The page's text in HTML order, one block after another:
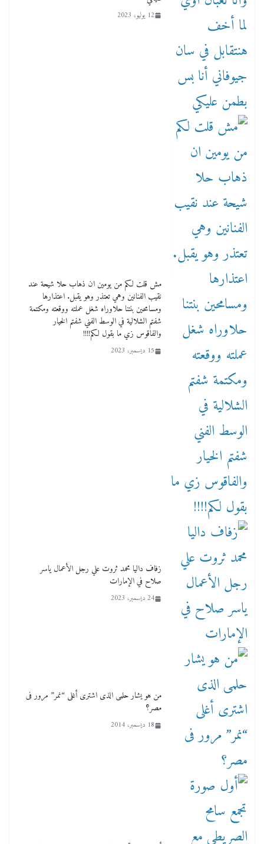
12 يوليو، 2023
مش قلت لكم من يومين ان ذهاب حلا شيحة عند
نقيب الفنانين وهي تعتذر وهو يقبل. اعتذارها
ومسامحين بنتنا حلاوراه شغل عملته ووقعته ومكتمة
شفتم الشلالية في الوسط الفني شفتم الخيار
والفاقوس زي ما بقول لكم!!!!
15 ديسمبر، 2023
زفاف داليا محمد ثروت علي رجل الأعمال ياسر
صلاح في الإمارات
24 ديسمبر، 2023
من هو يشار حلمى الذى اشترى أغلى “نمر” مرور فى
مصر؟
18 ديسمبر، 2014